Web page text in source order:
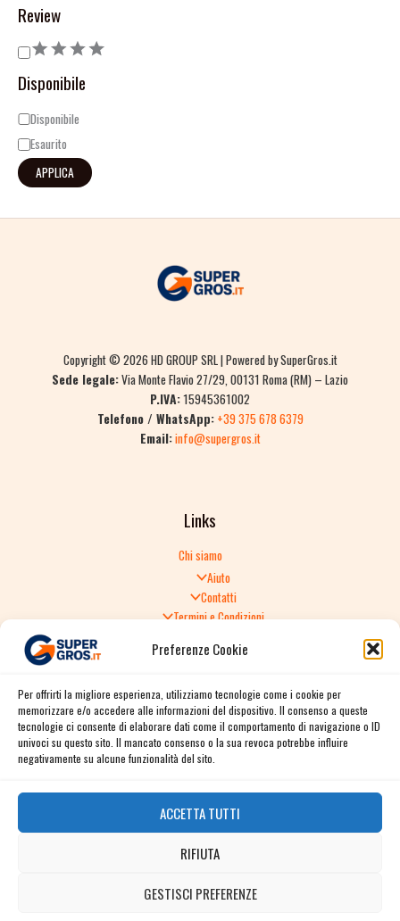
Preferenze Cookie
Per offrirti la migliore esperienza, utilizziamo tecnologie come i cookie per
memorizzare e/o accedere alle informazioni del dispositivo. Il consenso a queste
tecnologie ci consente di elaborare dati come il comportamento di navigazione o ID
univoci su questo sito. Il mancato consenso o la sua revoca potrebbe influire
negativamente su alcune funzionalità del sito.
ACCETTA TUTTI
RIFIUTA
GESTISCI PREFERENZE
Review
Disponibile
Disponibile
Esaurito
APPLICA
Copyright © 2026 HD GROUP SRL | Powered by SuperGros.it
Sede legale:Via Monte Flavio 27/29, 00131 Roma (RM) – Lazio
P.IVA:15945361002
Telefono / WhatsApp: +39 375 678 6379
Email:info@supergros.it
Links
Chi siamo
Aiuto
Contatti
Termini e Condizioni
Politica di Reso
Spedizione e consegna
Informativa sulla Privacy
Cookie Policy
Facebook
Instagram
Twitter / X